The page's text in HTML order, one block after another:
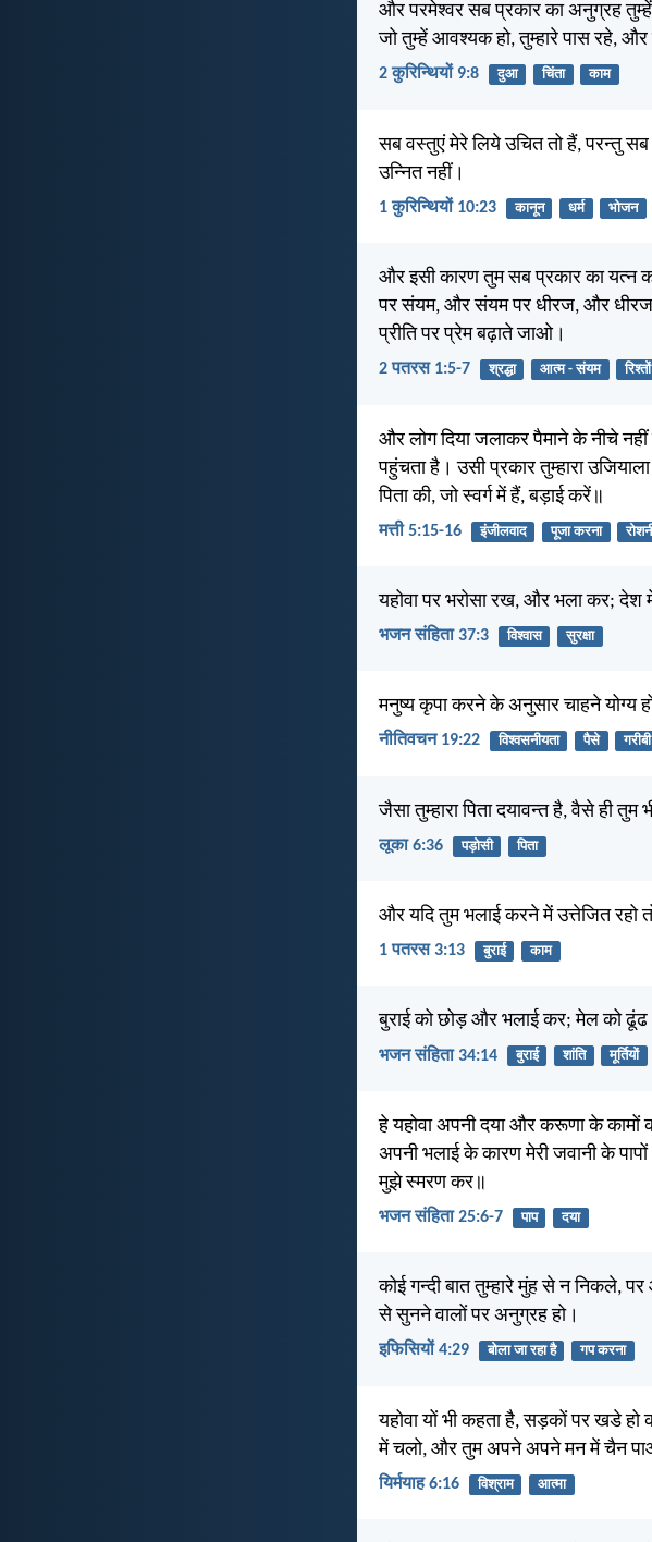
और परमेश्वर सब प्रकार का अनुग्रह
जो तुम्हें आवश्यक हो, तुम्हारे पास रहे,
2 कुरिन्थियों 9:8 दुआ चिंता काम
सब वस्तुएं मेरे लिये उचित तो हैं, परन्तु
उन्नित नहीं।
1 कुरिन्थियों 10:23 कानून धर्म भोजन
और इसी कारण तुम सब प्रकार का
पर संयम, और संयम पर धीरज, और धीरज
प्रीति पर प्रेम बढ़ाते जाओ।
2 पतरस 1:5-7 श्रद्धा आत्म - संयम रिश्तों
और लोग दिया जलाकर पैमाने के नीचे
पहुंचता है। उसी प्रकार तुम्हारा
पिता की, जो स्वर्ग में हैं, बड़ाई करें॥
मत्ती 5:15-16 इंजीलवाद पूजा करना
यहोवा पर भरोसा रख, और भला कर; देश
भजन संहिता 37:3 विश्वास सुरक्षा
मनुष्य कृपा करने के अनुसार चाहने योग्य
नीतिवचन 19:22 विश्वसनीयता पैसे गरीबी
जैसा तुम्हारा पिता दयावन्त है, वैसे ही तुम
लूका 6:36 पड़ोसी पिता
और यदि तुम भलाई करने में उत्तेजित रहो
1 पतरस 3:13 बुराई काम
बुराई को छोड़ और भलाई कर; मेल को
भजन संहिता 34:14 बुराई शांति मूर्तियों
हे यहोवा अपनी दया और करूणा के कामों
अपनी भलाई के कारण मेरी जवानी के
मुझे स्मरण कर॥
भजन संहिता 25:6-7 पाप दया
कोई गन्दी बात तुम्हारे मुंह से न निकले,
से सुनने वालों पर अनुग्रह हो।
इफिसियों 4:29 बोला जा रहा है गप करना
यहोवा यों भी कहता है, सड़कों पर खडे हो
में चलो, और तुम अपने अपने मन में चैन
यिर्मयाह 6:16 विश्राम आत्मा